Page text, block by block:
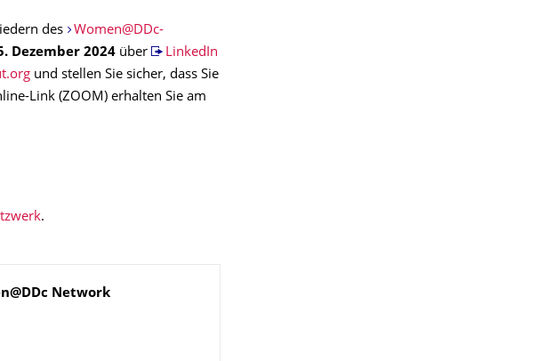
des
Women@DDc-
Dezember 2024 über
LinkedIn
und stellen Sie sicher, dass Sie
Link (ZOOM) erhalten Sie am
.
Network